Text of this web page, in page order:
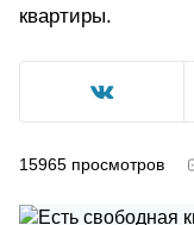
квартиры.
15965 просмотров